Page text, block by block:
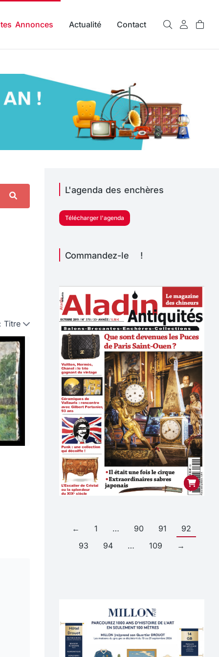
Annonces Actualité Contact
Titre
L'agenda des enchères
Télécharger l'agenda
Commandez-le !
← 1 … 90 91
92
93
94 … 109 →